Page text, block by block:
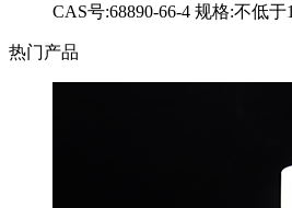
CAS号:68890-66-4 规格:不低于
热门产品